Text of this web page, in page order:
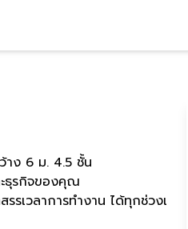
าง 6 ม. 4.5 ชั้น
ธุรกิจของคุณ
เวลาการทำงาน ได้ทุกช่วงเ